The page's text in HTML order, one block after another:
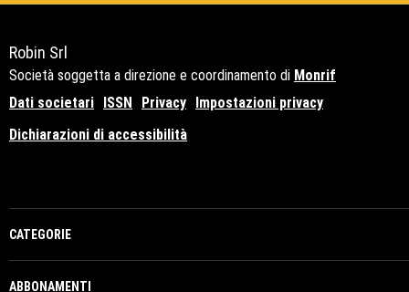
Robin Srl
Società soggetta a direzione e coordinamento di Monrif
Dati societari ISSN Privacy Impostazioni privacy
Dichiarazioni di accessibilità
CATEGORIE
ABBONAMENTI